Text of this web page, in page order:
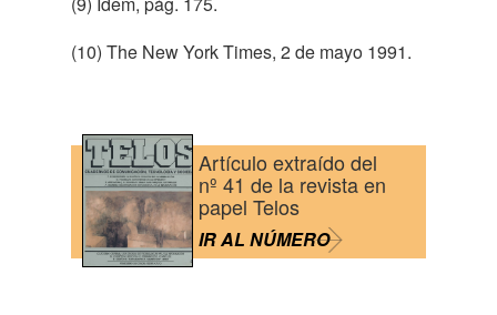
(10) The New York Times, 2 de mayo 1991.
Artículo extraído del
nº 41 de la revista en
papel Telos
IR AL NÚMERO